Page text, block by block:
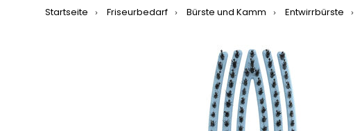
Startseite Friseurbedarf Bürste und Kamm Entwirrbürste